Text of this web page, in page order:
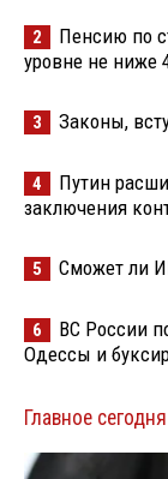
2
Пенсию по
уровне не ниже
3 Законы,
4
Путин
заключения
5 Сможет ли
6
ВС России
Одессы и
Главное сегодня